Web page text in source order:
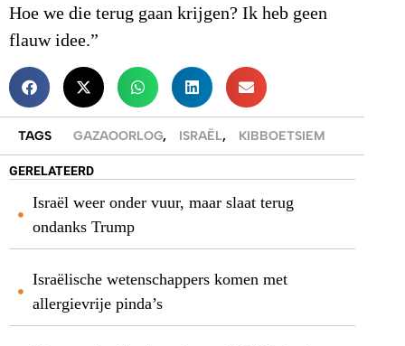
Hoe we die terug gaan krijgen? Ik heb geen
flauw idee.”
TAGS GAZAOORLOG, ISRAËL, KIBBOETSIEM
GERELATEERD
Israël weer onder vuur, maar slaat terug
ondanks Trump
Israëlische wetenschappers komen met
allergievrije pinda’s